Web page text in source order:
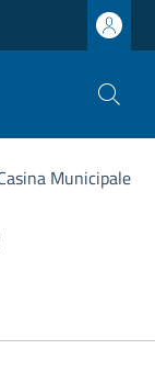
Municipale